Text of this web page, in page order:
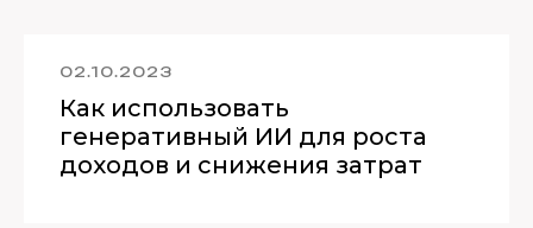
02.10.2023
Как использовать
генеративный ИИ для роста
доходов и снижения затрат